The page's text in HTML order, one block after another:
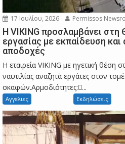
17 Ιουλίου, 2026 Permissos
Η VIKING προσλαμβάνει στη
εργασίας με εκπαίδευση και
αποδοχές
Η εταιρεία VIKING με ηγετική θέση
ναυτιλίας αναζητά εργάτες στον
σκαφών.Αρμοδιότητες:...
Αγγελιες Εκδηλώσεις